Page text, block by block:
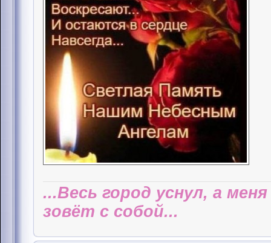
...Весь город уснул, а
зовёт с собой...